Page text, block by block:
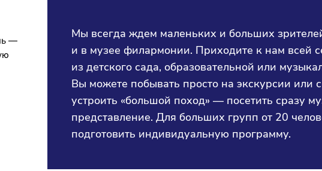
—
Мы всегда ждем маленьких и больших
и в музее филармонии. Приходите к нам всей
из детского сада, образовательной или
Вы можете побывать просто на экскурсии или
устроить «большой поход» — посетить сразу
представление. Для больших групп от 20
подготовить индивидуальную программу.